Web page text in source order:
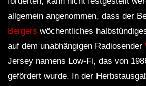
allgemein angenommen, dass der
Bergers wöchentliches
auf dem unabhängigen Radiosender
Jersey namens Low-Fi, das von
gefördert wurde. In der